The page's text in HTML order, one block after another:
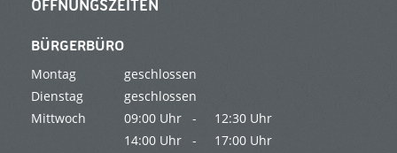
ÖFFNUNGSZEITEN
BÜRGERBÜRO
Montag
geschlossen
Dienstag
geschlossen
Mittwoch
09:00 Uhr - 12:30 Uhr
14:00 Uhr -
17:00 Uhr